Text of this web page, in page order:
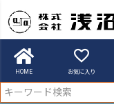
HOME お気に入り
アサヌマネットショップ